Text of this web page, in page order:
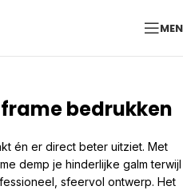
bedrukken
én er direct beter uitziet. Met
demp je hinderlijke galm terwijl
sfeervol ontwerp. Het